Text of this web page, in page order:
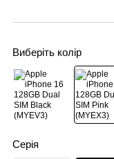
Виберіть колір
Серія